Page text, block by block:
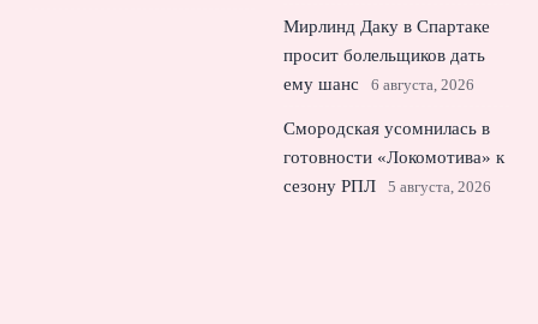
Мирлинд Даку в Спартаке
просит болельщиков дать
ему шанс
6 августа, 2026
Смородская усомнилась в
готовности «Локомотива» к
сезону РПЛ
5 августа, 2026